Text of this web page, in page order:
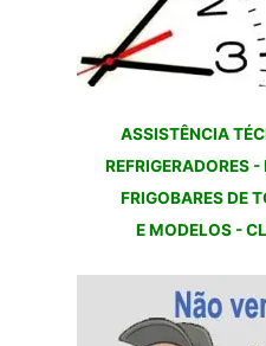
ASSISTÊNCIA
REFRIGERADORES
FRIGOBARES DE
E MODELOS -